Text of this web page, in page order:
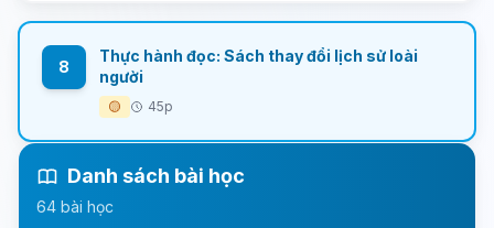
8
Thực hành đọc: Sách thay đổi lịch sử loài
người
🟡 45p
Danh sách bài học
64 bài học